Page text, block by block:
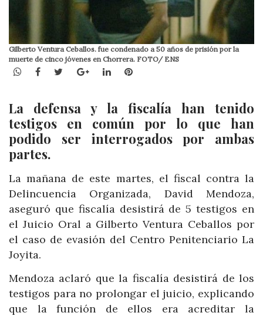
Gilberto Ventura Ceballos. fue condenado a 50 años de prisión por la
muerte de cinco jóvenes en Chorrera. FOTO/ ENS
WhatsApp
Facebook
TwitterGoogle+LinkedInPinterest
La defensa y la fiscalía han tenido
testigos en común por lo que han
podido ser interrogados por ambas
partes.
La mañana de este martes, el fiscal contra la
Delincuencia Organizada, David Mendoza,
aseguró que fiscalía desistirá de 5 testigos en
el Juicio Oral a Gilberto Ventura Ceballos por
el caso de evasión del Centro Penitenciario La
Joyita.
Mendoza aclaró que la fiscalía desistirá de los
testigos para no prolongar el juicio, explicando
que la función de ellos era acreditar la